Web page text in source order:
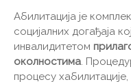
Абилитација је
социјалних догађаја
инвалидитетом
околностима .
процесу